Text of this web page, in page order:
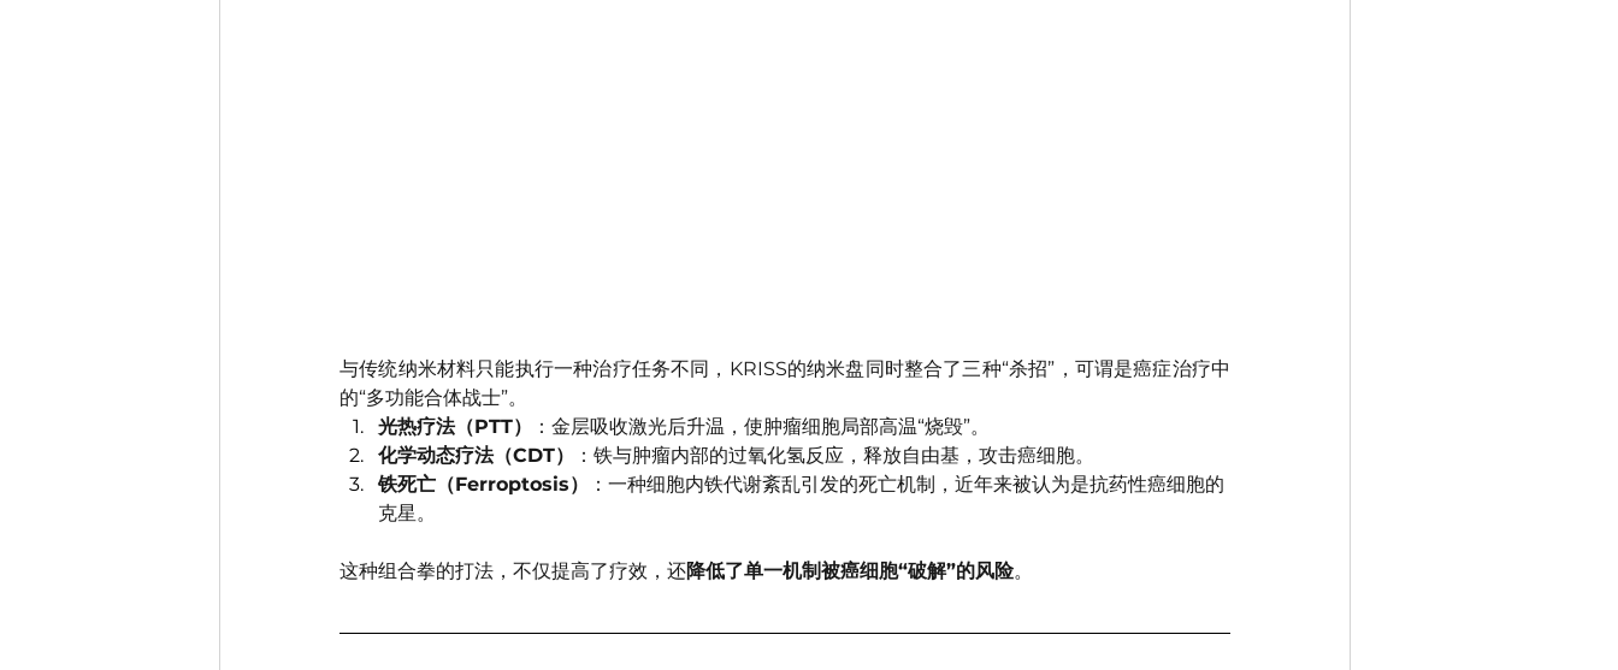
与传统纳米材料只能执行一种治疗任务不同，KRISS的纳米盘同时整合了三种“杀招”，可谓是癌症治疗中
的“多功能合体战士”。
光热疗法（PTT）
：金层吸收激光后升温，使肿瘤细胞局部高温“烧毁”。
化学动态疗法（CDT）
：铁与肿瘤内部的过氧化氢反应，释放自由基，攻击癌细胞。
铁死亡（Ferroptosis）
：一种细胞内铁代谢紊乱引发的死亡机制，近年来被认为是抗药性癌细胞的
克星。
这种组合拳的打法，不仅提高了疗效，还降低了单一机制被癌细胞“破解”的风险。